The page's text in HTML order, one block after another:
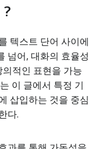
텍스트 단어 사이에
넘어, 대화의 효율성
적인 표현을 가능
이 글에서 특정 기
삽입하는 것을 중심
다.